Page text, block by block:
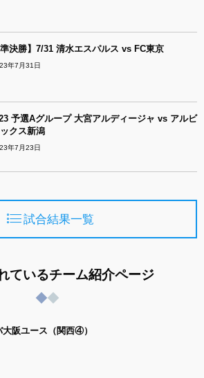
準決勝】7/31 清水エスパルス vs FC東京
年7月31日
予選Aグループ 大宮アルディージャ vs アルビ
クス新潟
年7月23日
試合結果一覧
ているチーム紹介ページ
大阪ユース（関西④）